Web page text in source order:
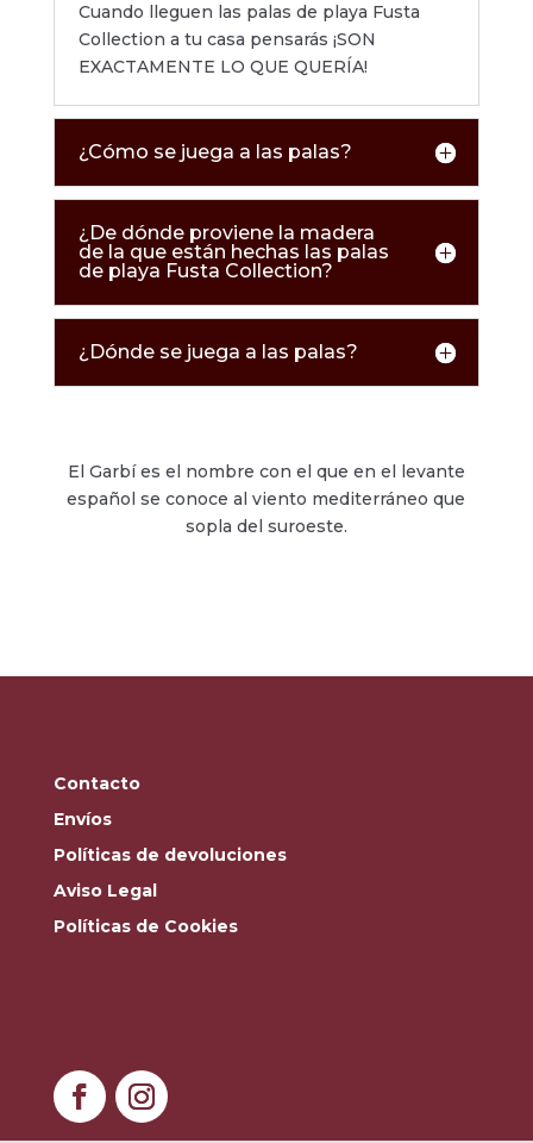
Cuando lleguen las palas de playa Fusta
Collection a tu casa pensarás ¡SON
EXACTAMENTE LO QUE QUERÍA!
¿Cómo se juega a las palas?
¿De dónde proviene la madera
de la que están hechas las palas
de playa Fusta Collection?
¿Dónde se juega a las palas?
El Garbí es el nombre con el que en el levante
español se conoce al viento mediterráneo que
sopla del suroeste.
Contacto
Envíos
Políticas de devoluciones
Aviso Legal
Políticas de Cookies